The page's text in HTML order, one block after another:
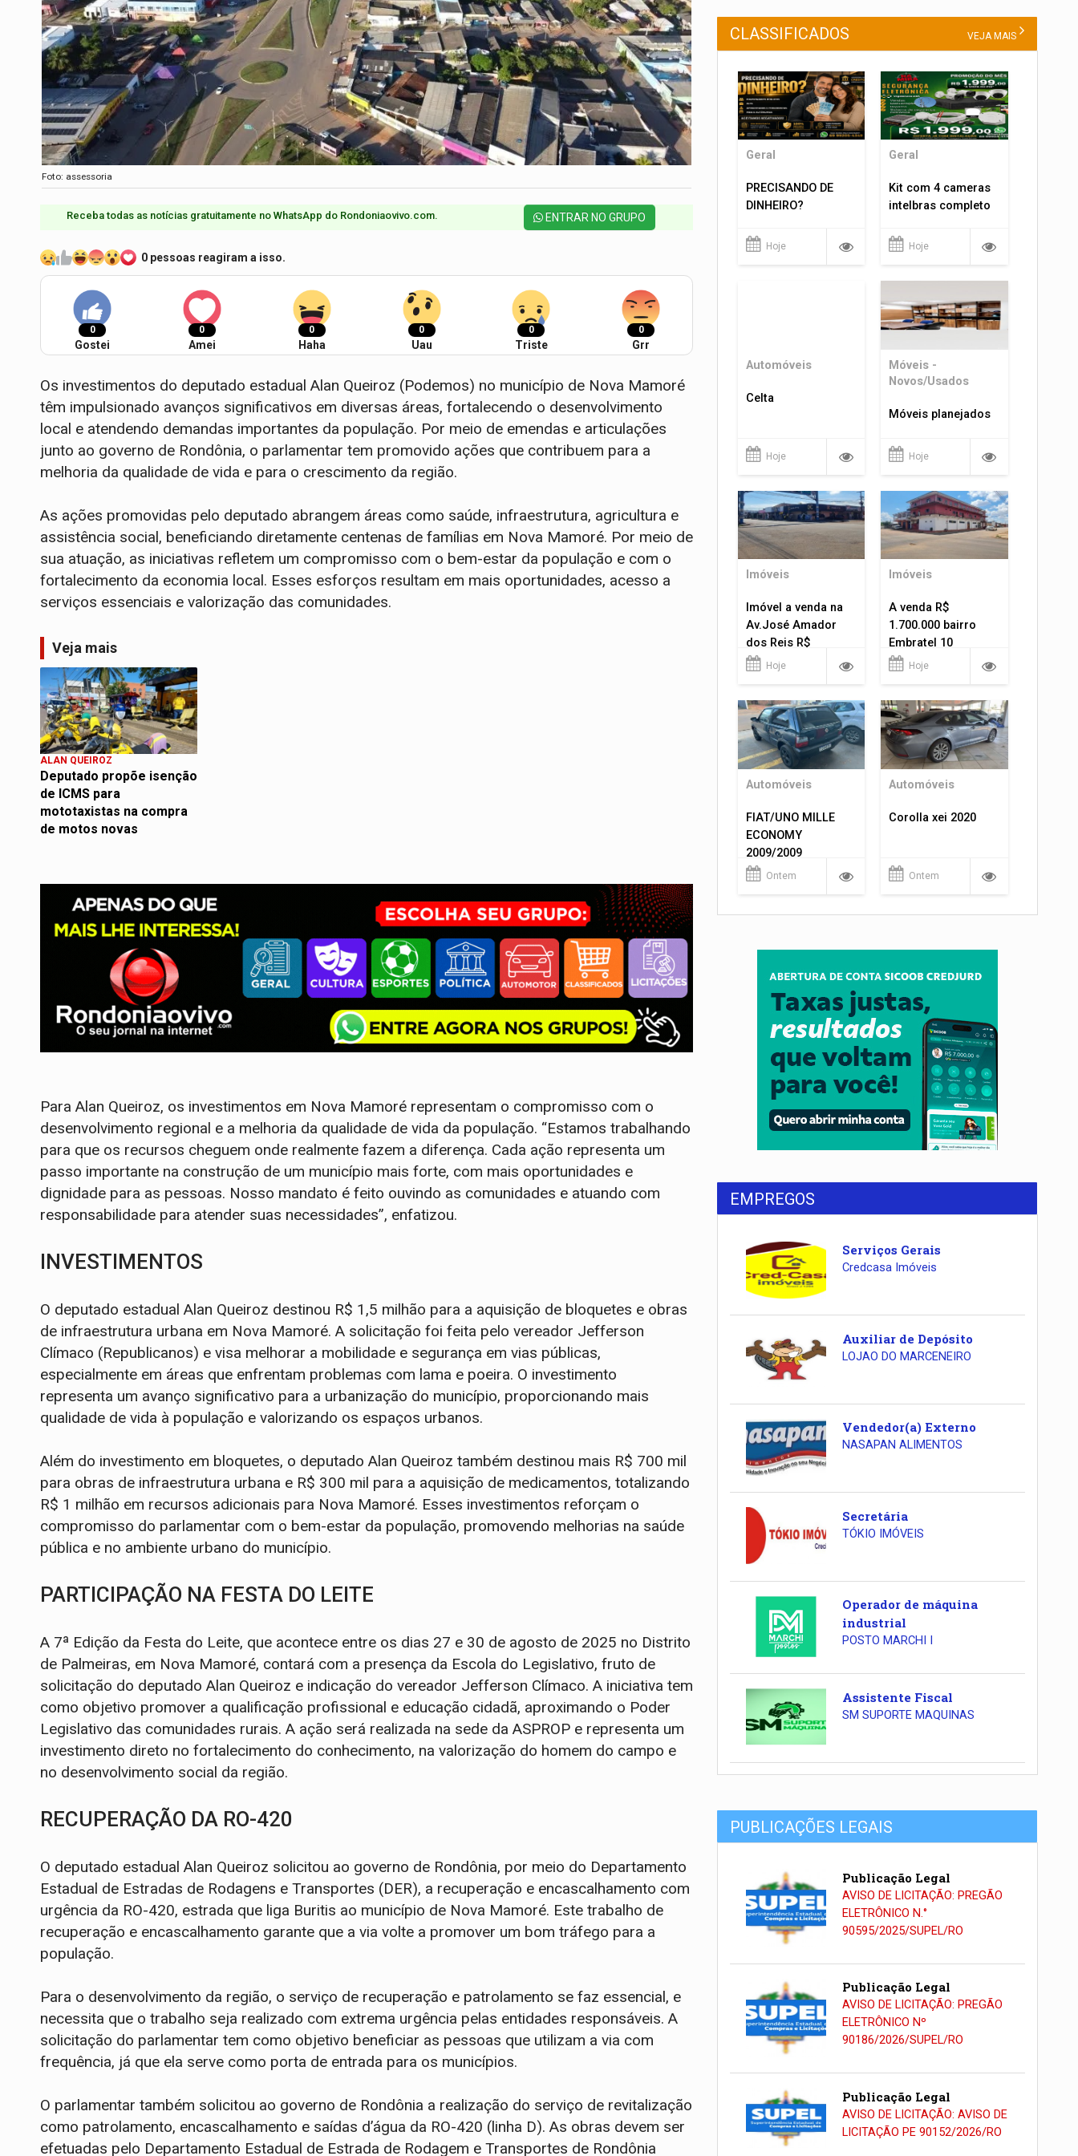
Foto: assessoria
Receba todas as notícias gratuitamente no WhatsApp do Rondoniaovivo.com.​ ENTRAR NO GRUPO
0 pessoas reagiram a isso.
0
Gostei
0
Amei
0
Haha
0
Uau
0
Triste
0
Grr
Os investimentos do deputado estadual Alan Queiroz (Podemos) no município de Nova Mamoré
têm impulsionado avanços significativos em diversas áreas, fortalecendo o desenvolvimento
local e atendendo demandas importantes da população. Por meio de emendas e articulações
junto ao governo de Rondônia, o parlamentar tem promovido ações que contribuem para a
melhoria da qualidade de vida e para o crescimento da região.
As ações promovidas pelo deputado abrangem áreas como saúde, infraestrutura, agricultura e
assistência social, beneficiando diretamente centenas de famílias em Nova Mamoré. Por meio de
sua atuação, as iniciativas refletem um compromisso com o bem-estar da população e com o
fortalecimento da economia local. Esses esforços resultam em mais oportunidades, acesso a
serviços essenciais e valorização das comunidades.
Veja mais
ALAN QUEIROZ
Deputado propõe isenção
de ICMS para
mototaxistas na compra
de motos novas
Para Alan Queiroz, os investimentos em Nova Mamoré representam o compromisso com o
desenvolvimento regional e a melhoria da qualidade de vida da população. “Estamos trabalhando
para que os recursos cheguem onde realmente fazem a diferença. Cada ação representa um
passo importante na construção de um município mais forte, com mais oportunidades e
dignidade para as pessoas. Nosso mandato é feito ouvindo as comunidades e atuando com
responsabilidade para atender suas necessidades”, enfatizou.
INVESTIMENTOS
O deputado estadual Alan Queiroz destinou R$ 1,5 milhão para a aquisição de bloquetes e obras
de infraestrutura urbana em Nova Mamoré. A solicitação foi feita pelo vereador Jefferson
Clímaco (Republicanos) e visa melhorar a mobilidade e segurança em vias públicas,
especialmente em áreas que enfrentam problemas com lama e poeira. O investimento
representa um avanço significativo para a urbanização do município, proporcionando mais
qualidade de vida à população e valorizando os espaços urbanos.
Além do investimento em bloquetes, o deputado Alan Queiroz também destinou mais R$ 700 mil
para obras de infraestrutura urbana e R$ 300 mil para a aquisição de medicamentos, totalizando
R$ 1 milhão em recursos adicionais para Nova Mamoré. Esses investimentos reforçam o
compromisso do parlamentar com o bem-estar da população, promovendo melhorias na saúde
pública e no ambiente urbano do município.
PARTICIPAÇÃO NA FESTA DO LEITE
A 7ª Edição da Festa do Leite, que acontece entre os dias 27 e 30 de agosto de 2025 no Distrito
de Palmeiras, em Nova Mamoré, contará com a presença da Escola do Legislativo, fruto de
solicitação do deputado Alan Queiroz e indicação do vereador Jefferson Clímaco. A iniciativa tem
como objetivo promover a qualificação profissional e educação cidadã, aproximando o Poder
Legislativo das comunidades rurais. A ação será realizada na sede da ASPROP e representa um
investimento direto no fortalecimento do conhecimento, na valorização do homem do campo e
no desenvolvimento social da região.
RECUPERAÇÃO DA RO-420
O deputado estadual Alan Queiroz solicitou ao governo de Rondônia, por meio do Departamento
Estadual de Estradas de Rodagens e Transportes (DER), a recuperação e encascalhamento com
urgência da RO-420, estrada que liga Buritis ao município de Nova Mamoré. Este trabalho de
recuperação e encascalhamento garante que a via volte a promover um bom tráfego para a
população.
Para o desenvolvimento da região, o serviço de recuperação e patrolamento se faz essencial, e
necessita que o trabalho seja realizado com extrema urgência pelas entidades responsáveis. A
solicitação do parlamentar tem como objetivo beneficiar as pessoas que utilizam a via com
frequência, já que ela serve como porta de entrada para os municípios.
O parlamentar também solicitou ao governo de Rondônia a realização do serviço de revitalização
como patrolamento, encascalhamento e saídas d’água da RO-420 (linha D). As obras devem ser
efetuadas pelo Departamento Estadual de Estrada de Rodagem e Transportes de Rondônia
CLASSIFICADOS VEJA MAIS
Geral
PRECISANDO DE
DINHEIRO?
Hoje
Geral
Kit com 4 cameras
intelbras completo
Hoje
Automóveis
Celta
Hoje
Móveis -
Novos/Usados
Móveis planejados
Hoje
Imóveis
Imóvel a venda na
Av.José Amador
dos Reis R$
1.400.000
Hoje
Imóveis
A venda R$
1.700.000 bairro
Embratel 10
apartamentos!
Hoje
Automóveis
FIAT/UNO MILLE
ECONOMY
2009/2009
Ontem
Automóveis
Corolla xei 2020
Ontem
EMPREGOS
Serviços Gerais
Credcasa Imóveis
Auxiliar de Depósito
LOJAO DO MARCENEIRO
Vendedor(a) Externo
NASAPAN ALIMENTOS
Secretária
TÓKIO IMÓVEIS
Operador de máquina
industrial
POSTO MARCHI I
Assistente Fiscal
SM SUPORTE MAQUINAS
PUBLICAÇÕES LEGAIS
Publicação Legal
AVISO DE LICITAÇÃO: PREGÃO
ELETRÔNICO N.°
90595/2025/SUPEL/RO
Publicação Legal
AVISO DE LICITAÇÃO: PREGÃO
ELETRÔNICO Nº
90186/2026/SUPEL/RO
Publicação Legal
AVISO DE LICITAÇÃO: AVISO DE
LICITAÇÃO PE 90152/2026/RO